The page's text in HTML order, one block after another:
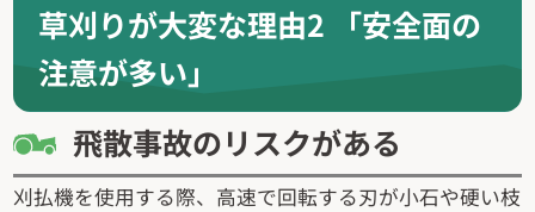
草刈りが大変な理由2 「安全面の
注意が多い」
飛散事故のリスクがある
刈払機を使用する際、高速で回転する刃が小石や硬い枝